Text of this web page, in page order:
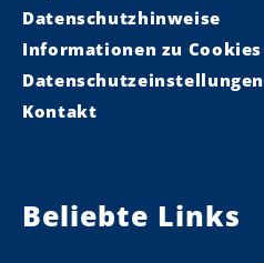
Datenschutzhinweise
Informationen zu Cookies
Datenschutzeinstellungen
Kontakt
Beliebte Links